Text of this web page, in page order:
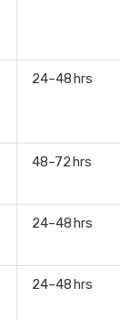
24–48 hrs
48–72 hrs
24–48 hrs
24–48 hrs